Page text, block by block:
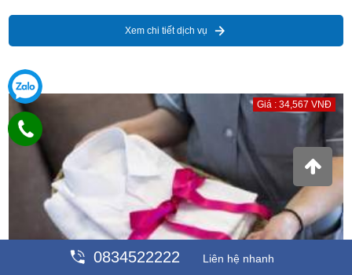
Xem chi tiết dịch vụ
Giá : 34,567 VNĐ
0834522222 Liên hệ nhanh